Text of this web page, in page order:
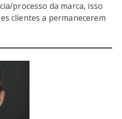
processo da marca, isso
clientes a permanecerem